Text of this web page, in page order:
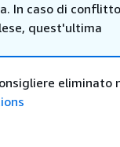
In caso di
quest'ultima
eliminato